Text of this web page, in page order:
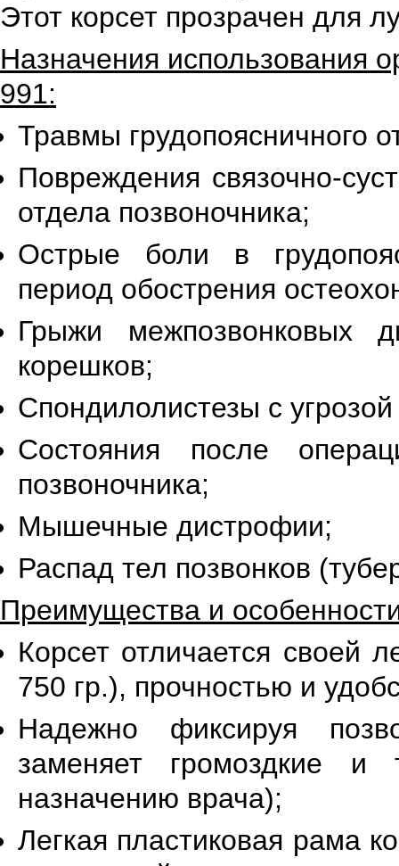
Этот корсет прозрачен для
Назначения использования
991:
Травмы грудопоясничного
Повреждения связочно-
отдела позвоночника;
Острые боли в
период обострения
Грыжи межпозвонковых
корешков;
Спондилолистезы с
Состояния после
позвоночника;
Мышечные дистрофии;
Распад тел позвонков
Преимущества и
Корсет отличается своей
750 гр.), прочностью и
Надежно фиксируя
заменяет громоздкие
назначению врача);
Легкая пластиковая рама